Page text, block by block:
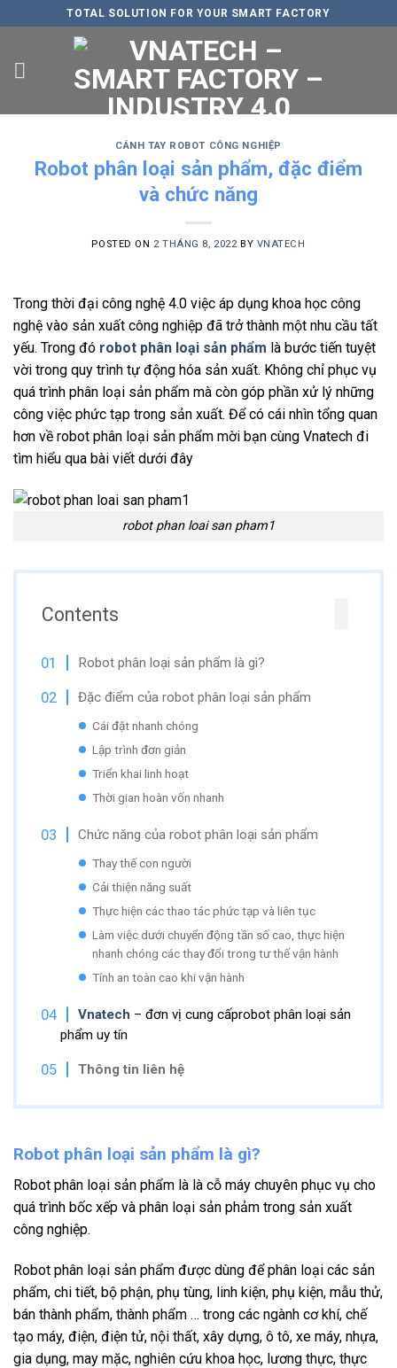
to
TOTAL SOLUTION FOR YOUR SMART FACTORY
CÁNH TAY ROBOT CÔNG NGHIỆP
Robot phân loại sản phẩm, đặc điểm
và chức năng
POSTED ON 2 THÁNG 8, 2022 BY VNATECH
Trong thời đại công nghệ 4.0 việc áp dụng khoa học công
nghệ vào sản xuất công nghiệp đã trở thành một nhu cầu tất
yếu. Trong đó robot phân loại sản phẩm là bước tiến tuyệt
vời trong quy trình tự động hóa sản xuất. Không chỉ phục vụ
quá trình phân loại sản phẩm mà còn góp phần xử lý những
công việc phức tạp trong sản xuất. Để có cái nhìn tổng quan
hơn về robot phân loại sản phẩm mời bạn cùng Vnatech đi
tìm hiểu qua bài viết dưới đây
robot phan loai san pham1
Contents
Robot phân loại sản phẩm là gì?
Đặc điểm của robot phân loại sản phẩm
Cái đặt nhanh chóng
Lập trình đơn giản
Triển khai linh hoạt
Thời gian hoàn vốn nhanh
Chức năng của robot phân loại sản phẩm
Thay thế con người
Cải thiện năng suất
Thực hiện các thao tác phức tạp và liên tục
Làm việc dưới chuyển động tần số cao, thực hiện
nhanh chóng các thay đổi trong tư thế vận hành
Tính an toàn cao khi vận hành
Vnatech – đơn vị cung cấprobot phân loại sản
phẩm uy tín
Thông tin liên hệ
Robot phân loại sản phẩm là gì?
Robot phân loại sản phẩm là là cỗ máy chuyên phục vụ cho
quá trình bốc xếp và phân loại sản phảm trong sản xuất
công nghiệp.
Robot phân loại sản phẩm được dùng để phân loại các sản
phẩm, chi tiết, bộ phận, phụ tùng, linh kiện, phụ kiện, mẫu thử,
bán thành phẩm, thành phẩm … trong các ngành cơ khí, chế
tạo máy, điện, điện tử, nội thất, xây dựng, ô tô, xe máy, nhựa,
gia dụng, may mặc, nghiên cứu khoa học, lương thực, thực